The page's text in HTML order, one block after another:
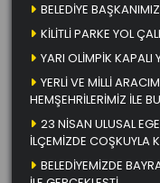
BELEDİYE
KİLİTLİ PARKE YOL
YARI OLİMPİK KAPALI
YERLİ VE MİLLİ
HEMŞEHRİLERİMİZ İLE
23 NİSAN ULUSAL
İLÇEMİZDE COŞKUYLA
BELEDİYEMİZDE